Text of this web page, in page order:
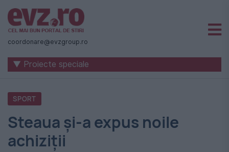
Știri
naționale
internaționale
România
-
Evenimentul
coordonare@evzgroup.ro
▼ Proiecte speciale
SPORT
Steaua și-a expus noile
achiziții